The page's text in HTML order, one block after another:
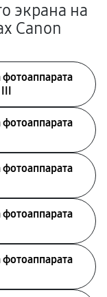
экрана на
Canon
III